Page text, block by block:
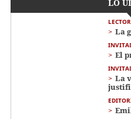
LO
La
El
La